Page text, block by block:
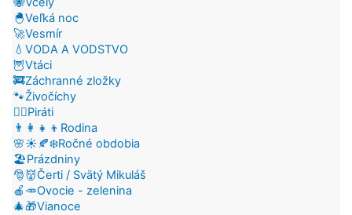
🐣Veľká noc
🚀Vesmír
💧VODA A VODSTVO
🦉Vtáci
🚒Záchranné zložky
🐾Živočíchy
🏴‍☠️Piráti
👨‍👩‍👧‍👦Rodina
🌸☀️🍂❄️Ročné obdobia
🏖️Prázdniny
🎅👹Čerti / Svätý Mikuláš
🍎🥕Ovocie - zelenina
🎄🎁Vianoce